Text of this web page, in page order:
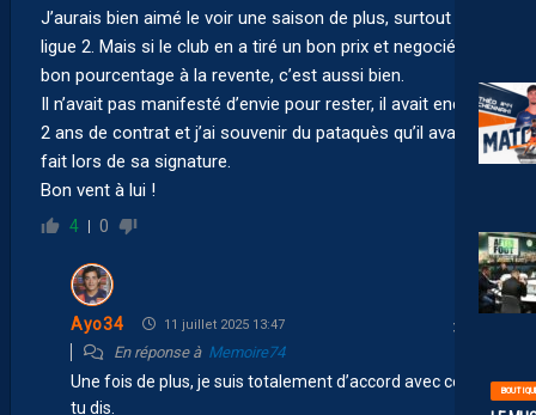
J’aurais bien aimé le voir une saison de plus, surtout en
ligue 2. Mais si le club en a tiré un bon prix et negocié un
bon pourcentage à la revente, c’est aussi bien.
Il n’avait pas manifesté d’envie pour rester, il avait encore
2 ans de contrat et j’ai souvenir du pataquès qu’il avait
fait lors de sa signature.
Bon vent à lui !
4 0
Ayo34 11 juillet 2025 13:47
En réponse à Memoire74
Une fois de plus, je suis totalement d’accord avec ce que
tu dis.